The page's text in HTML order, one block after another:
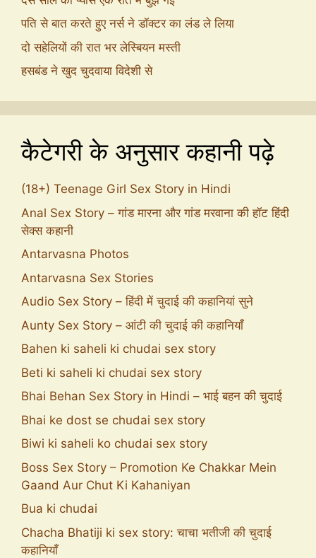
पति से बात करते हुए नर्स ने डॉक्टर का लंड ले लिया
दो सहेलियों की रात भर लेस्बियन मस्ती
हसबंड ने खुद चुदवाया विदेशी से
कैटेगरी के अनुसार कहानी पढ़े
(18+) Teenage Girl Sex Story in Hindi
Anal Sex Story – गांड मारना और गांड मरवाना की हॉट हिंदी
सेक्स कहानी
Antarvasna Photos
Antarvasna Sex Stories
Audio Sex Story – हिंदी में चुदाई की कहानियां सुने
Aunty Sex Story – आंटी की चुदाई की कहानियाँ
Bahen ki saheli ki chudai sex story
Beti ki saheli ki chudai sex story
Bhai Behan Sex Story in Hindi – भाई बहन की चुदाई
Bhai ke dost se chudai sex story
Biwi ki saheli ko chudai sex story
Boss Sex Story – Promotion Ke Chakkar Mein
Gaand Aur Chut Ki Kahaniyan
Bua ki chudai
Chacha Bhatiji ki sex story: चाचा भतीजी की चुदाई
कहानियाँ